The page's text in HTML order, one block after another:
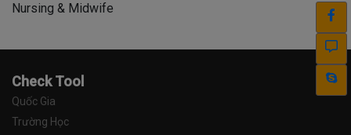
Nursing & Midwife
Check Tool
Quốc Gia
Trường Học